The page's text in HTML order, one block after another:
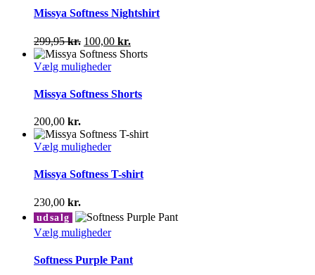
varesiden
har
flere
varianter.
Mulighederne
kan
vælges
varesiden
Missya Softness Nightshirt
299,95kr. Den
oprindelige
pris
299,95 kr..
100,00 kr.
aktuelle
100,00 kr..
Vælg mulighederDette
har
Mulighederne
kan
vælges
varesiden
Missya Softness Shorts
200,00 kr.
Vælg mulighederDette
har
kan
vælges
varesiden
Missya Softness T-shirt
230,00 kr.
udsalg
Vælg mulighederDette
har
Softness Purple Pant